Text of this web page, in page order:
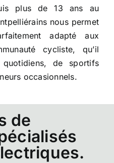
plus de 13 ans au
nous permet
adapté aux
cycliste, qu’il
quotidiens, de sportifs
occasionnels.
de